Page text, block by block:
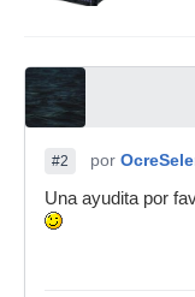
#2 por
Una ayudita por